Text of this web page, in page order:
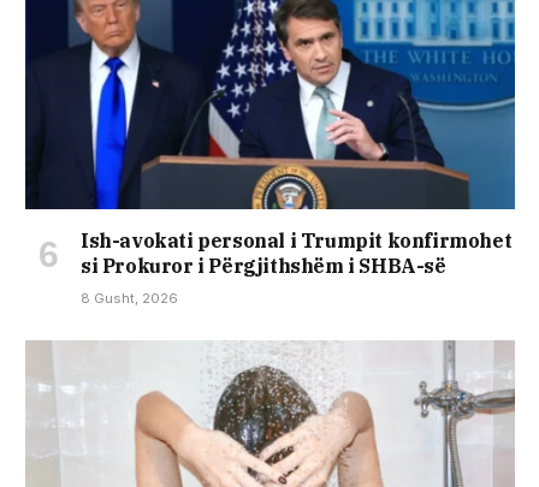
Ish-avokati personal i Trumpit konfirmohet
si Prokuror i Përgjithshëm i SHBA-së
8 Gusht, 2026